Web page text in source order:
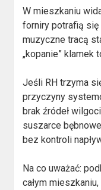
W mieszkaniu
forniry potrafią się
muzyczne tracą
„kopanie” klamek
Jeśli RH trzyma
przyczyny
brak źródeł
suszarce
bez kontroli
Na co uważać:
całym